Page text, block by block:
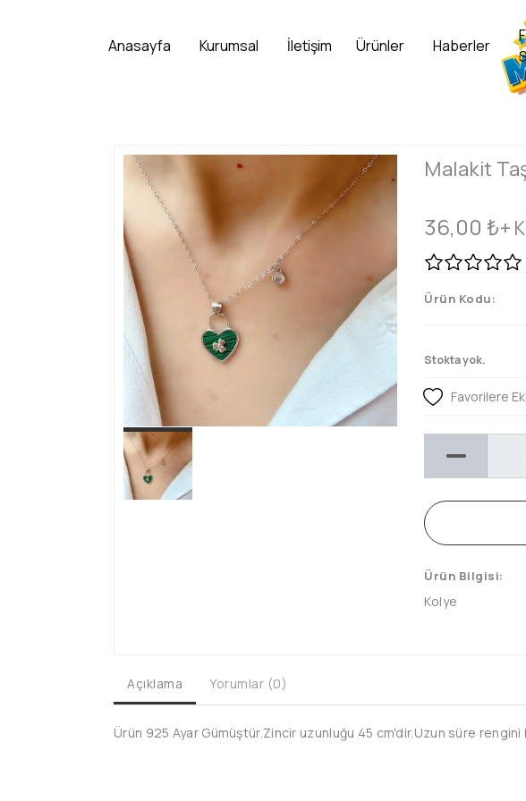
Malakit
36,00 ₺+
Ürün Kodu:
Stokta yok.
Favorilere
Ürün Bilgisi:
Kolye
Açıklama Yorumlar (0)
Ürün 925 Ayar Gümüştür.Zincir uzunluğu 45 cm'dir.Uzun süre rengini
Anasayfa Kurumsal İletişim Ürünler Haberler